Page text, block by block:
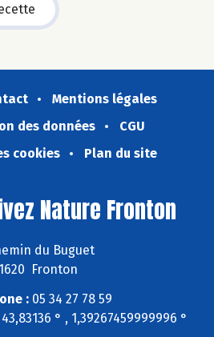
Mentions légales
des données
CGU
cookies
Plan du site
Nature Fronton
du Buguet
Fronton
:05 34 27 78 59
43,83136 ° , 1,39267459999996 °